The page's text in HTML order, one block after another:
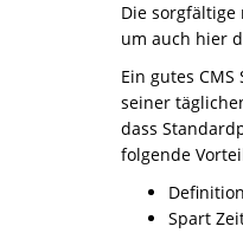
Die
um auch hier
Ein gutes
seiner
dass
folgende
Spart